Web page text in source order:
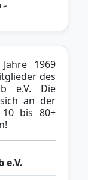
1969
des
e.V. Die
an der
bis 80+
e.V.